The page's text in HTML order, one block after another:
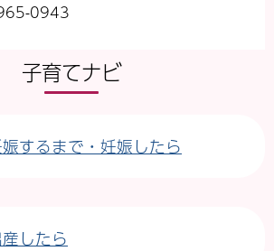
0943
子育てナビ
するまで・妊娠したら
したら